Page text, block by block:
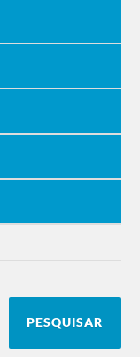
PESQUISAR